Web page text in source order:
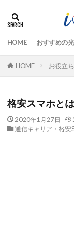
HOME おすすめの
HOME お役立
格安スマホと
2020年1月27日
通信キャリア・格安